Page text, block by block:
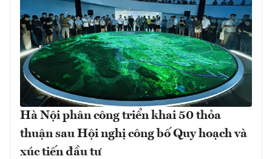
Hà Nội phân công triển khai 50 thỏa
thuận sau Hội nghị công bố Quy hoạch và
xúc tiến đầu tư